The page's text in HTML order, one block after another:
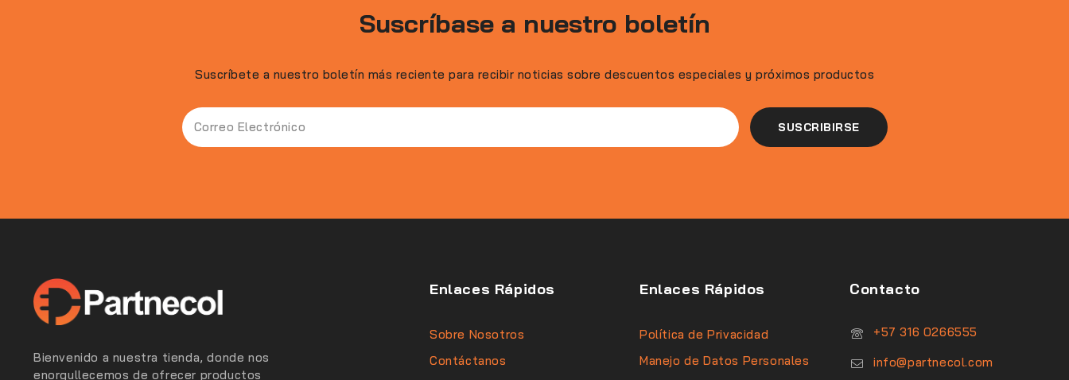
Suscríbase a nuestro boletín
Suscríbete a nuestro boletín más reciente para recibir noticias sobre descuentos especiales y próximos productos
Bienvenido a nuestra tienda, donde nos
enorgullecemos de ofrecer productos
Enlaces Rápidos
Sobre Nosotros
Contáctanos
Enlaces Rápidos
Política de Privacidad
Manejo de Datos Personales
Contacto
‪+57 316 0266555‬
info@partnecol.com